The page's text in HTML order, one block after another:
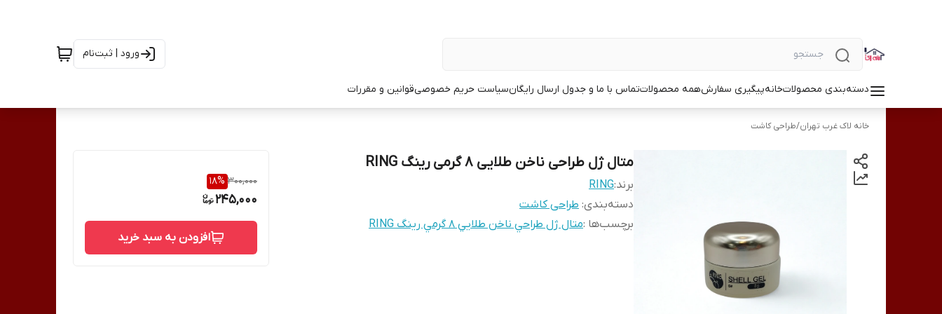
ورود | ثبت‌نام
دسته‌بندی محصولاتخانهپیگیری سفارشهمه محصولاتتماس با ما و جدول ارسال رایگانسیاست حریم خصوصیقوانین و مقررات
خانه لاک غرب تهران/طراحی کاشت
متال ژل طراحی ناخن طلایی 8 گرمی رینگ RING
برند:RING
دسته‌بندی: طراحی کاشت
برچسب‌ها :متال ژل طراحي ناخن طلايي 8 گرمي رينگ RING
300,000
18%
245,000
افزودن به سبد خرید